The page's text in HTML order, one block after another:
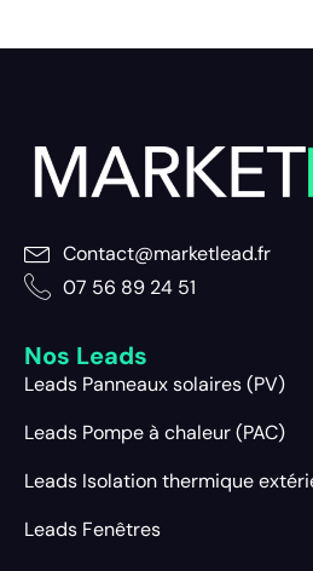
Contact@marketlead.fr
07 56 89 24 51
Nos Leads
Leads Panneaux solaires (PV)
Leads Pompe à chaleur (PAC)
Leads Isolation thermique
Leads Fenêtres